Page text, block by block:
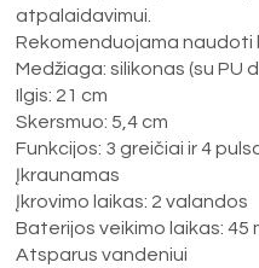
atpalaidavimui.
Rekomenduojama naudoti
Medžiaga: silikonas (su PU
Ilgis: 21 cm
Skersmuo: 5,4 cm
Funkcijos: 3 greičiai ir 4
Įkraunamas
Įkrovimo laikas: 2 valandos
Baterijos veikimo laikas: 45
Atsparus vandeniui